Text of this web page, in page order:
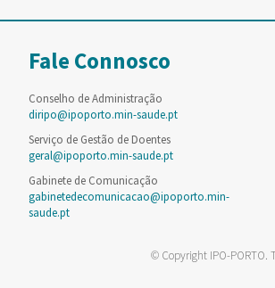
Fale Connosco
Conselho de Administração
diripo@ipoporto.min-saude.pt
Serviço de Gestão de Doentes
geral@ipoporto.min-saude.pt
Gabinete de Comunicação
gabinetedecomunicacao@ipoporto.min-
saude.pt
© Copyright IPO-PORTO.